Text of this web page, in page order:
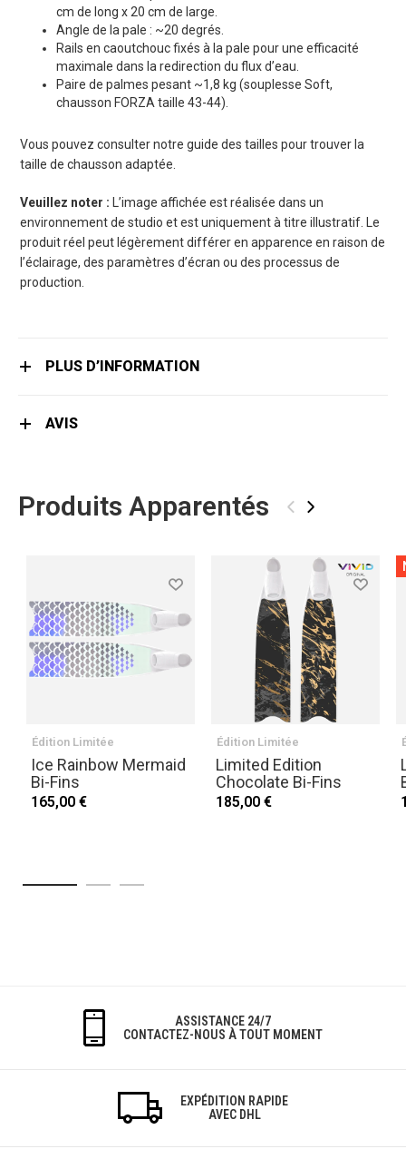
cm de long x 20 cm de large.
Angle de la pale : ~20 degrés.
Rails en caoutchouc fixés à la pale pour une efficacité
maximale dans la redirection du flux d’eau.
Paire de palmes pesant ~1,8 kg (souplesse Soft,
chausson FORZA taille 43-44).
Vous pouvez consulter notre guide des tailles pour trouver la
taille de chausson adaptée.
Veuillez noter : L’image affichée est réalisée dans un
environnement de studio et est uniquement à titre illustratif. Le
produit réel peut légèrement différer en apparence en raison de
l’éclairage, des paramètres d’écran ou des processus de
production.
PLUS D’INFORMATION
AVIS
Produits Apparentés ‹ ›
Édition Limitée
Ice Rainbow Mermaid
Bi-Fins
165,00 €
Édition Limitée
Limited Edition
Chocolate Bi-Fins
185,00 €
ASSISTANCE 24/7
CONTACTEZ-NOUS À TOUT MOMENT
EXPÉDITION RAPIDE
AVEC DHL